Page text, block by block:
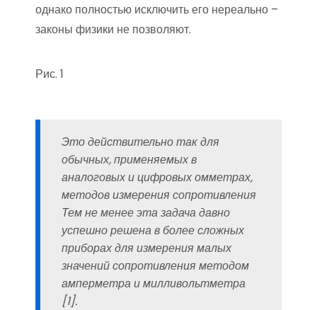
однако полностью исключить его нереально –
законы физики не позволяют.
Рис. 1
Это действительно так для
обычных, применяемых в
аналоговых и цифровых омметрах,
методов измерения сопротивления
Тем не менее эта задача давно
успешно решена в более сложных
приборах для измерения малых
значений сопротивления методом
амперметра и милливольтметра
[1].